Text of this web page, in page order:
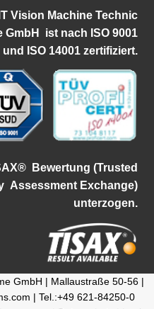
Vision Machine Technic
GmbH istnach ISO 9001
und ISO 14001 zertifiziert.
Bewertung (Trusted
Assessment Exchange)
unterzogen.
GmbH | Mallaustraße 50-56 |
| Tel.:+49 621-84250-0